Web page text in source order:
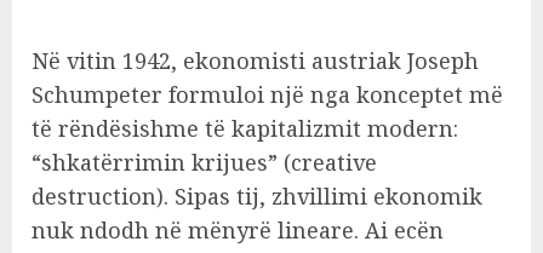
Në vitin 1942, ekonomisti austriak Joseph
Schumpeter formuloi një nga konceptet më
të rëndësishme të kapitalizmit modern:
“shkatërrimin krijues” (creative
destruction). Sipas tij, zhvillimi ekonomik
nuk ndodh në mënyrë lineare. Ai ecën